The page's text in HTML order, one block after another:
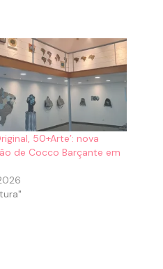
50+Arte’: nova
de Cocco Barçante em